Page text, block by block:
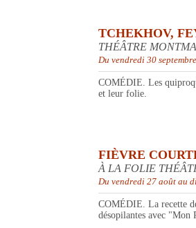
TCHEKHOV,
THÉÂTRE
Du vendredi 30
COMÉDIE. Les
et leur folie.
FIÈVRE
À LA FOLIE
Du vendredi 27 août au
COMÉDIE. La recette
désopilantes avec "Mon